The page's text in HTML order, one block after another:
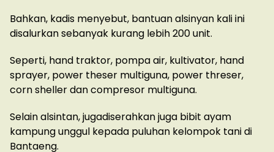
Bahkan, kadis menyebut, bantuan alsinyan kali ini
disalurkan sebanyak kurang lebih 200 unit.
Seperti, hand traktor, pompa air, kultivator, hand
sprayer, power theser multiguna, power threser,
corn sheller dan compresor multiguna.
Selain alsintan, jugadiserahkan juga bibit ayam
kampung unggul kepada puluhan kelompok tani di
Bantaeng.